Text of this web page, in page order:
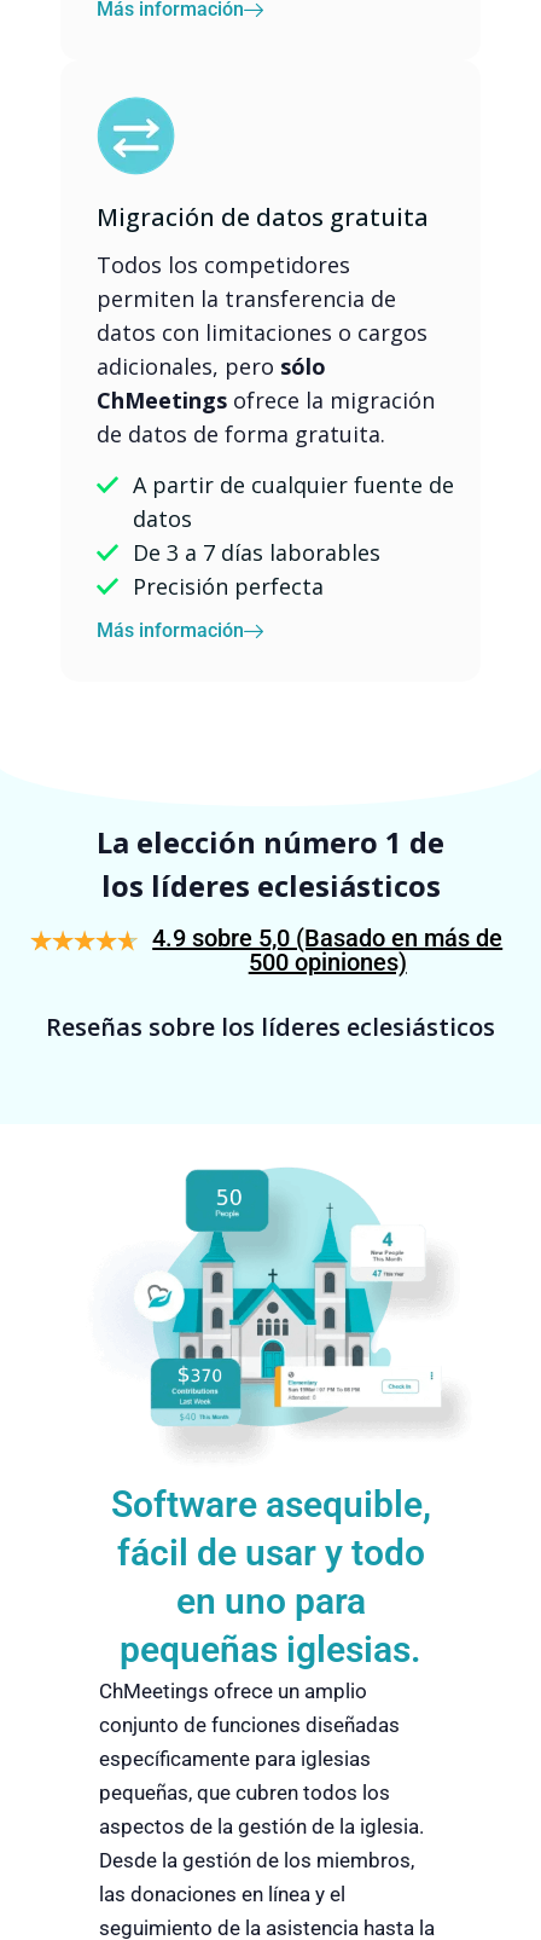
Más información
Migración de datos gratuita
Todos los competidores
permiten la transferencia de
datos con limitaciones o cargos
adicionales, pero sólo
ChMeetings ofrece la migración
de datos de forma gratuita.
A partir de cualquier fuente de
datos
De 3 a 7 días laborables
Precisión perfecta
Más información
La elección número 1 de
los líderes eclesiásticos
4.9 sobre 5,0 (Basado en más de
500 opiniones)
Reseñas sobre los líderes eclesiásticos
Software asequible,
fácil de usar y todo
en uno para
pequeñas iglesias.
ChMeetings ofrece un amplio
conjunto de funciones diseñadas
específicamente para iglesias
pequeñas, que cubren todos los
aspectos de la gestión de la iglesia.
Desde la gestión de los miembros,
las donaciones en línea y el
seguimiento de la asistencia hasta la